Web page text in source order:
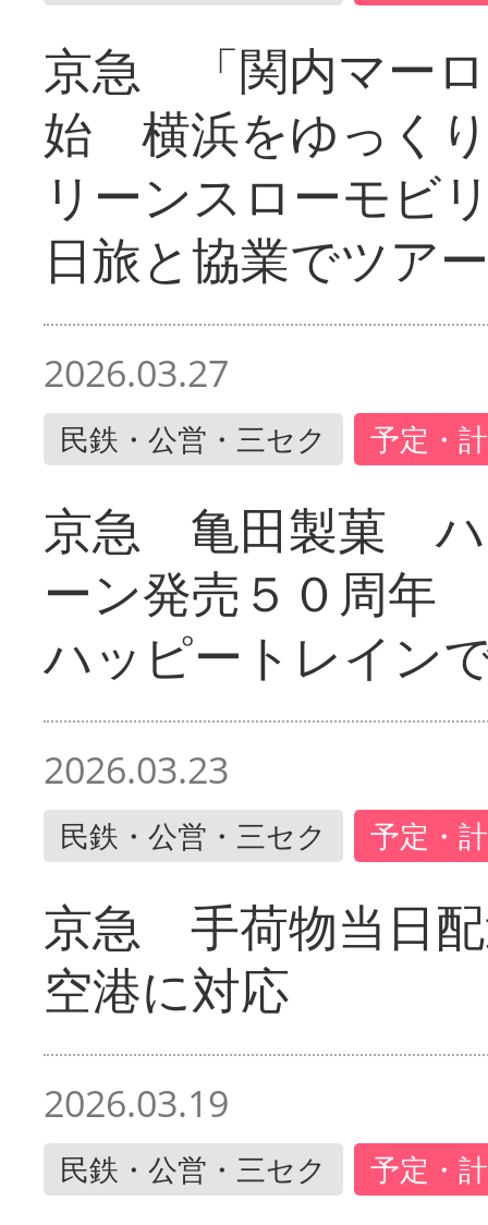
京急 「関内マー
始 横浜をゆっく
リーンスローモ
日旅と協業でツアー
2026.03.27
民鉄・公営・三セク 予定・
京急 亀田製菓 ハ
ーン発売５０周年
ハッピートレイン
2026.03.23
民鉄・公営・三セク 予定・
京急 手荷物当日
空港に対応
2026.03.19
民鉄・公営・三セク 予定・